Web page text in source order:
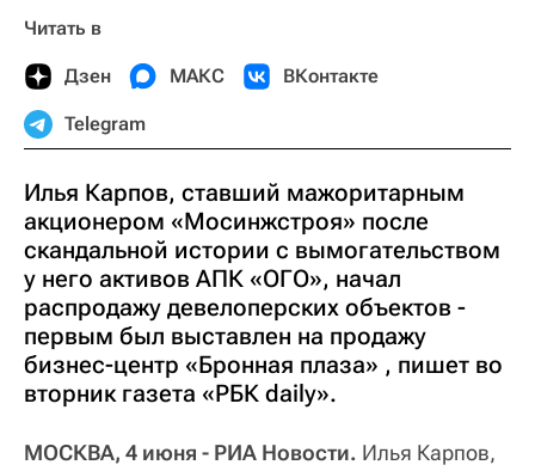
Читать в
Дзен МАКС ВКонтакте
Telegram
Илья Карпов, ставший мажоритарным
акционером «Мосинжстроя» после
скандальной истории с вымогательством
у него активов АПК «ОГО», начал
распродажу девелоперских объектов -
первым был выставлен на продажу
бизнес-центр «Бронная плаза» , пишет во
вторник газета «РБК daily».
МОСКВА, 4 июня - РИА Новости. Илья Карпов,